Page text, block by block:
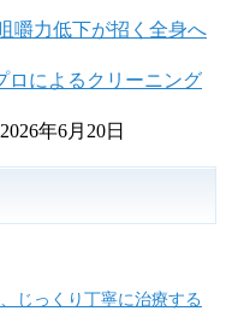
嚼力低下が招く全身へ
ロによるクリーニング
2026年6月20日
じっくり丁寧に治療する